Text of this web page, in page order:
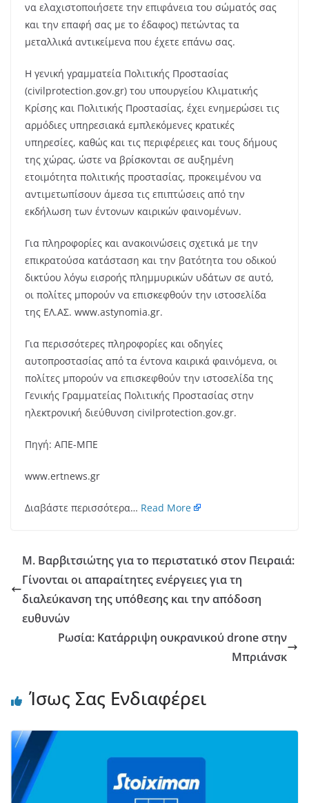
να ελαχιστοποιήσετε την επιφάνεια του σώματός σας
και την επαφή σας με το έδαφος) πετώντας τα
μεταλλικά αντικείμενα που έχετε επάνω σας.
Η γενική γραμματεία Πολιτικής Προστασίας
(civilprotection.gov.gr) του υπουργείου Κλιματικής
Κρίσης και Πολιτικής Προστασίας, έχει ενημερώσει τις
αρμόδιες υπηρεσιακά εμπλεκόμενες κρατικές
υπηρεσίες, καθώς και τις περιφέρειες και τους δήμους
της χώρας, ώστε να βρίσκονται σε αυξημένη
ετοιμότητα πολιτικής προστασίας, προκειμένου να
αντιμετωπίσουν άμεσα τις επιπτώσεις από την
εκδήλωση των έντονων καιρικών φαινομένων.
Για πληροφορίες και ανακοινώσεις σχετικά με την
επικρατούσα κατάσταση και την βατότητα του οδικού
δικτύου λόγω εισροής πλημμυρικών υδάτων σε αυτό,
οι πολίτες μπορούν να επισκεφθούν την ιστοσελίδα
της ΕΛ.ΑΣ. www.astynomia.gr.
Για περισσότερες πληροφορίες και οδηγίες
αυτοπροστασίας από τα έντονα καιρικά φαινόμενα, οι
πολίτες μπορούν να επισκεφθούν την ιστοσελίδα της
Γενικής Γραμματείας Πολιτικής Προστασίας στην
ηλεκτρονική διεύθυνση civilprotection.gov.gr.
Πηγή: ΑΠΕ-ΜΠΕ
www.ertnews.gr
Διαβάστε περισσότερα… Read More
Μ. Βαρβιτσιώτης για το περιστατικό στον Πειραιά:
Γίνονται οι απαραίτητες ενέργειες για τη
διαλεύκανση της υπόθεσης και την απόδοση
ευθυνών
Ρωσία: Κατάρριψη ουκρανικού drone στην
Μπριάνσκ
Ίσως Σας Ενδιαφέρει